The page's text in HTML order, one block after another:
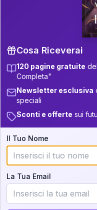
P.S.
Scorri
Iscriviti alla
Cosa
💕 Come
Cosa Riceverai
120 pagine gratuite
Completa"
Newsletter esclusiva
speciali
Sconti e offerte sui
Il Tuo Nome
La Tua Email